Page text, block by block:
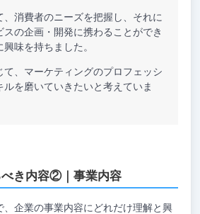
、消費者のニーズを把握し、それに
スの企画・開発に携わることができ
味を持ちました。
て、マーケティングのプロフェッシ
ルを磨いていきたいと考えていま
き内容②｜事業内容
、企業の事業内容にどれだけ理解と興